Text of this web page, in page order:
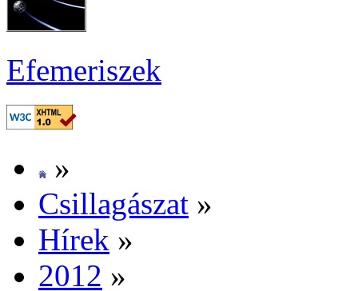
Efe­me­ri­szek
»
Csil­la­gá­szat »
Hí­rek »
2012 »